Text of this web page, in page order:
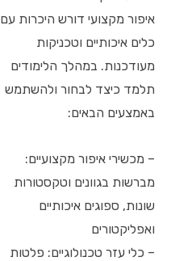
איפור מקצועי דורש היכרות עם
כלים איכותיים וטכניקות
מעודכנות. במהלך הלימודים
תלמד כיצד לבחור ולהשתמש
באמצעים הבאים:
– מכשירי איפור מקצועיים:
מברשות בגוונים וטקסטורות
שונות, ספוגים איכותיים
ואפליקטורים
– כלי עזר טכנולוגיים: פלטות